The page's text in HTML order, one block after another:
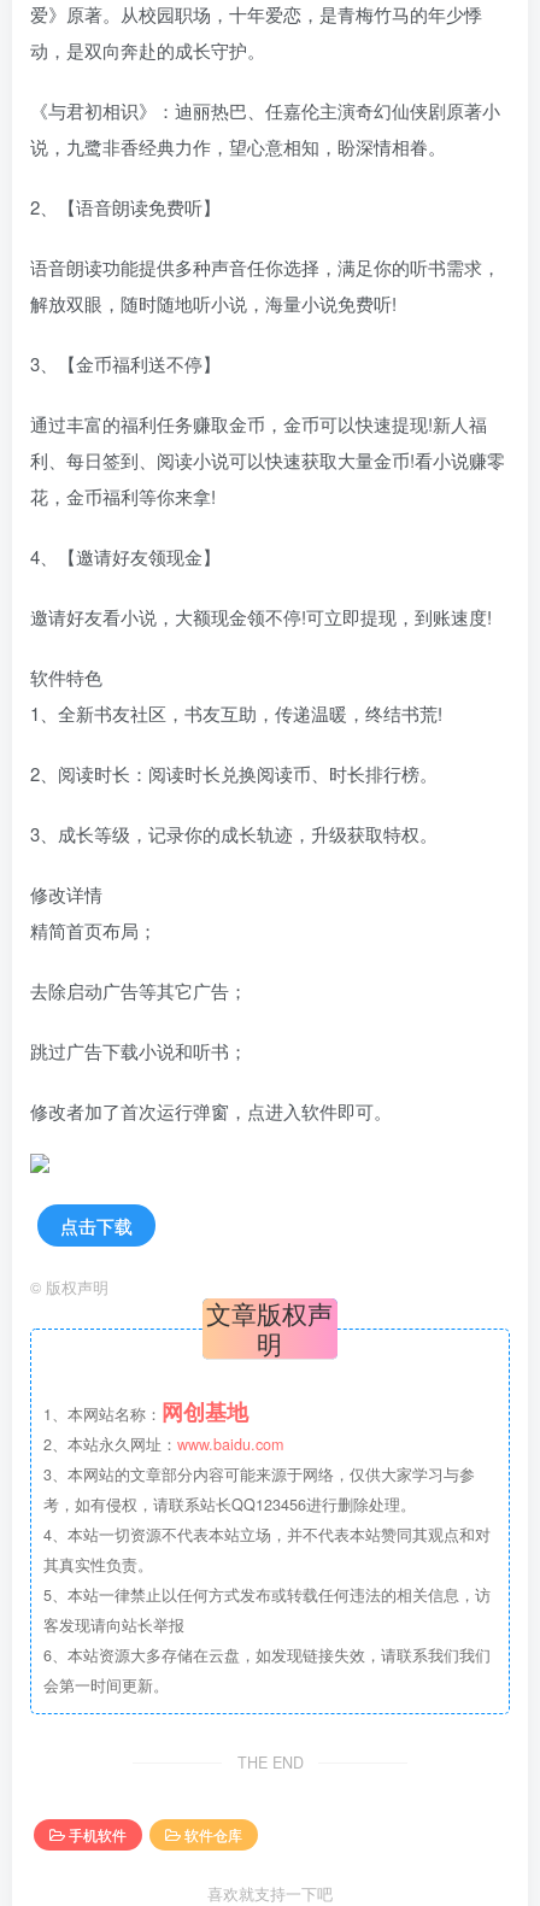
爱》原著。从校园职场，十年爱恋，是青梅竹马的年少悸
动，是双向奔赴的成长守护。
《与君初相识》：迪丽热巴、任嘉伦主演奇幻仙侠剧原著小
说，九鹭非香经典力作，望心意相知，盼深情相眷。
2、【语音朗读免费听】
语音朗读功能提供多种声音任你选择，满足你的听书需求，
解放双眼，随时随地听小说，海量小说免费听!
3、【金币福利送不停】
通过丰富的福利任务赚取金币，金币可以快速提现!新人福
利、每日签到、阅读小说可以快速获取大量金币!看小说赚零
花，金币福利等你来拿!
4、【邀请好友领现金】
邀请好友看小说，大额现金领不停!可立即提现，到账速度!
软件特色
1、全新书友社区，书友互助，传递温暖，终结书荒!
2、阅读时长：阅读时长兑换阅读币、时长排行榜。
3、成长等级，记录你的成长轨迹，升级获取特权。
修改详情
精简首页布局；
去除启动广告等其它广告；
跳过广告下载小说和听书；
修改者加了首次运行弹窗，点进入软件即可。
点击下载
© 版权声明
文章版权声
明
1、本网站名称： 网创基地
2、本站永久网址： www.baidu.com
3、本网站的文章部分内容可能来源于网络，仅供大家学习与参
考，如有侵权，请联系站长QQ123456进行删除处理。
4、本站一切资源不代表本站立场，并不代表本站赞同其观点和对
其真实性负责。
5、本站一律禁止以任何方式发布或转载任何违法的相关信息，访
客发现请向站长举报
6、本站资源大多存储在云盘，如发现链接失效，请联系我们我们
会第一时间更新。
THE END
手机软件 软件仓库
喜欢就支持一下吧